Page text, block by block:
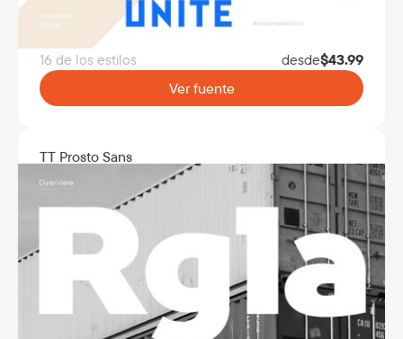
16 de los estilos desde$43.99
Ver fuente
TT Prosto Sans